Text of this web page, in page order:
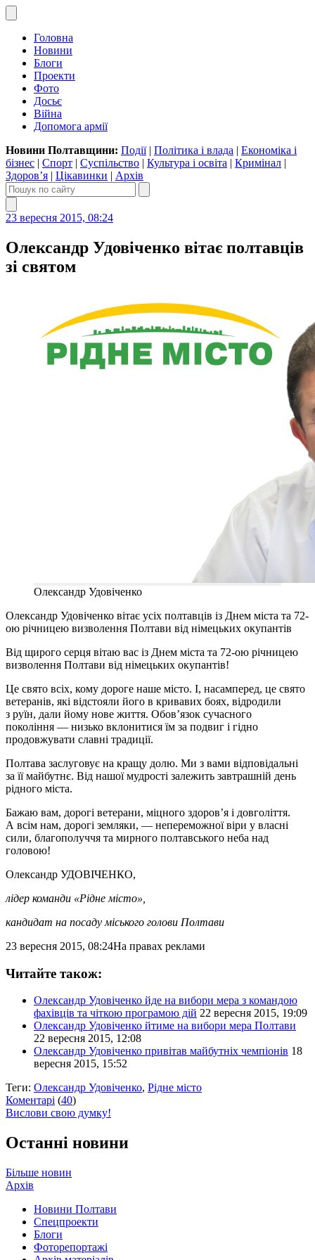
Головна
Новини
Блоги
Проекти
Фото
Досьє
Війна
Допомога армії
Новини Полтавщини: Події| Політика і влада | Економіка і
бізнес | Спорт | Суспільство | Культура і освіта | Кримінал |
Здоров’я | Цікавинки | Архів
23 вересня 2015, 08:24
Олександр Удовіченко вітає полтавців
зі святом
Олександр Удовіченко
Олександр Удовіченко вітає усіх полтавців із Днем міста та 72-
ою річницею визволення Полтави від німецьких окупантів
Від щирого серця вітаю вас із Днем міста та 72-ою річницею
визволення Полтави від німецьких окупантів!
Це свято всіх, кому дороге наше місто. І, насамперед, це свято
ветеранів, які відстояли його в кривавих боях, відродили
з руїн, дали йому нове життя. Обов’язок сучасного
покоління — низько вклонитися їм за подвиг і гідно
продовжувати славні традиції.
Полтава заслуговує на кращу долю. Ми з вами відповідальні
за її майбутнє. Від нашої мудрості залежить завтрашній день
рідного міста.
Бажаю вам, дорогі ветерани, міцного здоров’я і довголіття.
А всім нам, дорогі земляки, — непереможної віри у власні
сили, благополуччя та мирного полтавського неба над
головою!
Олександр УДОВІЧЕНКО,
лідер команди «Рідне місто»,
кандидат на посаду міського голови Полтави
23 вересня 2015, 08:24На правах реклами
Читайте також:
Олександр Удовіченко йде на вибори мера з командою
фахівців та чіткою програмою дій 22 вересня 2015, 19:09
Олександр Удовіченко йтиме на вибори мера Полтави
22 вересня 2015, 12:08
Олександр Удовіченко привітав майбутніх чемпіонів 18
вересня 2015, 15:52
Теги: Олександр Удовіченко, Рідне місто
Коментарі (40)
Вислови свою думку!
Останні новини
Більше новин
Архів
Новини Полтави
Спецпроекти
Блоги
Фоторепортажі